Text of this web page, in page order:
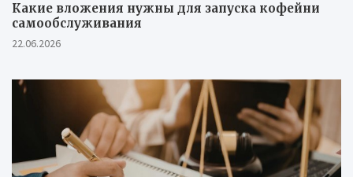
Какие вложения нужны для запуска кофейни
самообслуживания
22.06.2026